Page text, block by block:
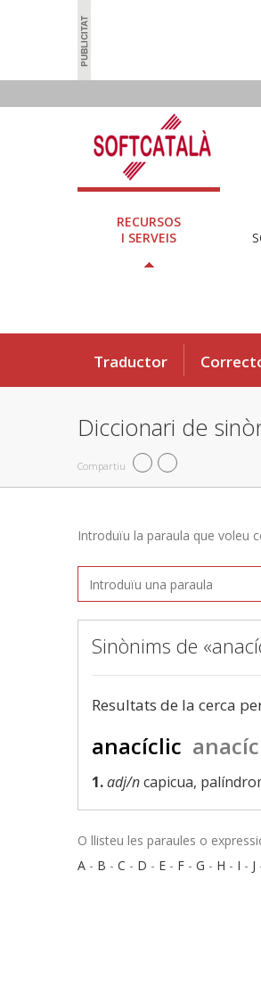
RECURSOS
I SERVEIS
Traductor
Diccionari de
Compartiu
Introduïu la paraula que voleu
Sinònims de
Resultats de la cerca
anacíclic
1.adj/ncapicua,
O llisteu les paraules o
A - B - C - D - E - F - G - H - I - J